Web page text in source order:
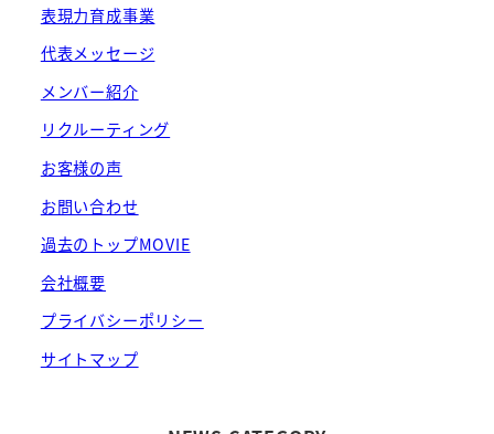
表現力育成事業
代表メッセージ
メンバー紹介
リクルーティング
お客様の声
お問い合わせ
過去のトップMOVIE
会社概要
プライバシーポリシー
サイトマップ